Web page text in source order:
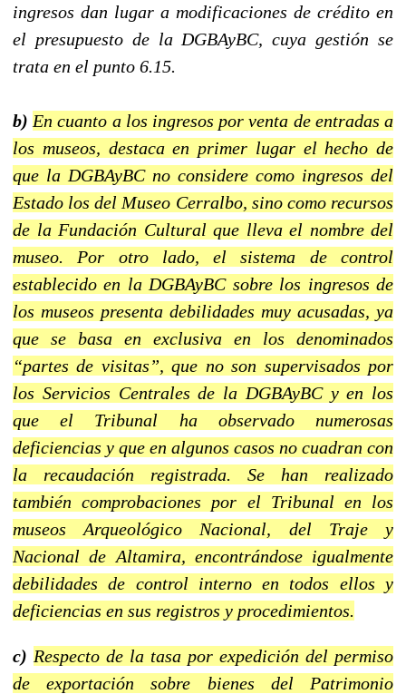
ingresos dan lugar a modificaciones de crédito en
el presupuesto de la DGBAyBC, cuya gestión se
trata en el punto 6.15.
b) En cuanto a los ingresos por venta de entradas a
los museos, destaca en primer lugar el hecho de
que la DGBAyBC no considere como ingresos del
Estado los del Museo Cerralbo, sino como recursos
de la Fundación Cultural que lleva el nombre del
museo. Por otro lado, el sistema de control
establecido en la DGBAyBC sobre los ingresos de
los museos presenta debilidades muy acusadas, ya
que se basa en exclusiva en los denominados
“partes de visitas”, que no son supervisados por
los Servicios Centrales de la DGBAyBC y en los
que el Tribunal ha observado numerosas
deficiencias y que en algunos casos no cuadran con
la recaudación registrada. Se han realizado
también comprobaciones por el Tribunal en los
museos Arqueológico Nacional, del Traje y
Nacional de Altamira, encontrándose igualmente
debilidades de control interno en todos ellos y
deficiencias en sus registros y procedimientos.
c) Respecto de la tasa por expedición del permiso
de exportación sobre bienes del Patrimonio